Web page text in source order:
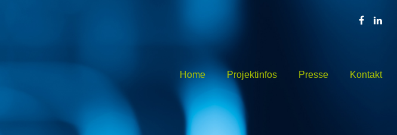
Home Projektinfos Presse Kontakt